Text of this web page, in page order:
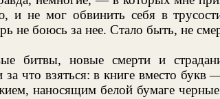
и не мог обвинить себя в
не боюсь за нее. Стало быть, не
битвы, новые смерти и
за что взяться: в книге вместо
наносящим белой бумаге